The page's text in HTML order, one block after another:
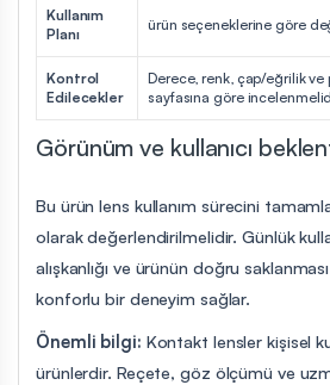
Kullanım
Planı
ürün seçeneklerine göre
Kontrol
Edilecekler
Derece, renk, çap/eğrilik ve
sayfasına göre
Görünüm ve kullanıcı
Bu ürün lens kullanım sürecini
olarak değerlendirilmelidir. Günlük
alışkanlığı ve ürünün doğru
konforlu bir deneyim sağlar.
Önemli bilgi: Kontakt lensler kişisel
ürünlerdir. Reçete, göz ölçümü ve